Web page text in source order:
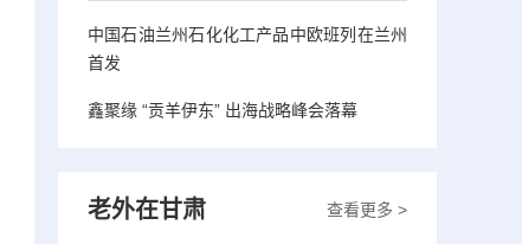
中国石油兰州石化化工产品中欧班列在兰州
首发
鑫聚缘 “贡羊伊东” 出海战略峰会落幕
查看更多 >
老外在甘肃